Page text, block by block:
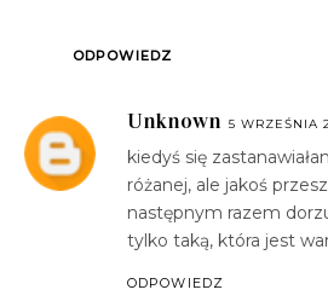
ODPOWIEDZ
Unknown 5 WRZEŚNIA
kiedyś się
różanej, ale jakoś
następnym razem
tylko taką, która jest
ODPOWIEDZ